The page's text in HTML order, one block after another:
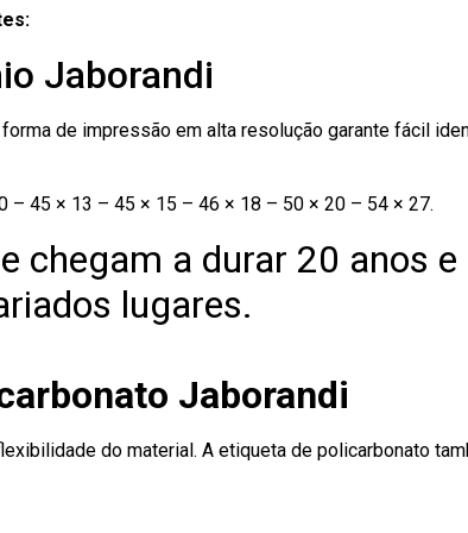
Jaborandi
de impressão em alta resolução garante fácil
45 × 13 – 45 × 15 – 46 × 18 – 50 × 20 – 54 × 27.
chegam a durar 20 anos
lugares.
Jaborandi
do material. A etiqueta de policarbonato